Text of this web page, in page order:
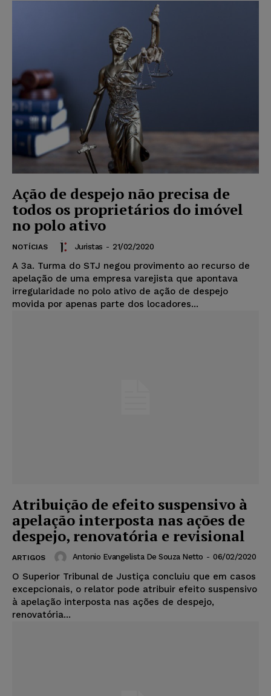
Ação de despejo não precisa de
todos os proprietários do imóvel
no polo ativo
NOTÍCIAS Juristas - 21/02/2020
A 3a. Turma do STJ negou provimento ao recurso de
apelação de uma empresa varejista que apontava
irregularidade no polo ativo de ação de despejo
movida por apenas parte dos locadores...
Atribuição de efeito suspensivo à
apelação interposta nas ações de
despejo, renovatória e revisional
ARTIGOS Antonio Evangelista De Souza Netto - 06/02/2020
O Superior Tribunal de Justiça concluiu que em casos
excepcionais, o relator pode atribuir efeito suspensivo
à apelação interposta nas ações de despejo,
renovatória...